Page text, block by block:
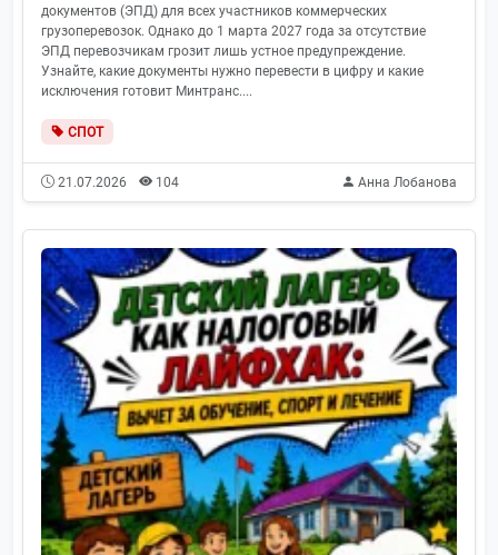
документов (ЭПД) для всех участников коммерческих
грузоперевозок. Однако до 1 марта 2027 года за отсутствие
ЭПД перевозчикам грозит лишь устное предупреждение.
Узнайте, какие документы нужно перевести в цифру и какие
исключения готовит Минтранс....
СПОТ
21.07.2026 104 Анна Лобанова